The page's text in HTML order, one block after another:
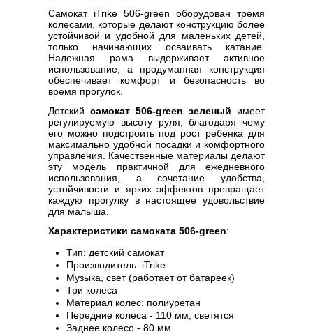
Самокат iTrike 506-green оборудован тремя
колесами, которые делают конструкцию более
устойчивой и удобной для маленьких детей,
только начинающих осваивать катание.
Надежная рама выдерживает активное
использование, а продуманная конструкция
обеспечивает комфорт и безопасность во
время прогулок.
Детский самокат 506-green зеленый имеет
регулируемую высоту руля, благодаря чему
его можно подстроить под рост ребенка для
максимально удобной посадки и комфортного
управления. Качественные материалы делают
эту модель практичной для ежедневного
использования, а сочетание удобства,
устойчивости и ярких эффектов превращает
каждую прогулку в настоящее удовольствие
для малыша.
Характеристики самоката 506-green:
Тип: детский самокат
Производитель: iTrike
Музыка, свет (работает от батареек)
Три колеса
Материал колес: полиуретан
Передние колеса - 110 мм, светятся
Заднее колесо - 80 мм